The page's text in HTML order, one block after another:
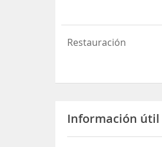
Restauración
Información útil